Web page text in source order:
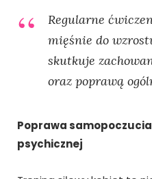
Regularne
mięśnie do
skutkuje
oraz poprawą
Poprawa
psychicznej